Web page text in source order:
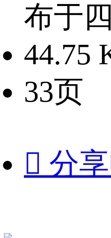
布于
44.75
33页
 分